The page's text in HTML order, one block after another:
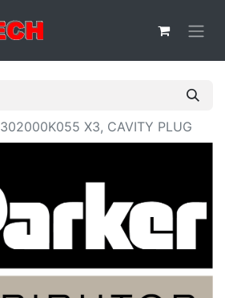
302000K055 X3, CAVITY PLUG